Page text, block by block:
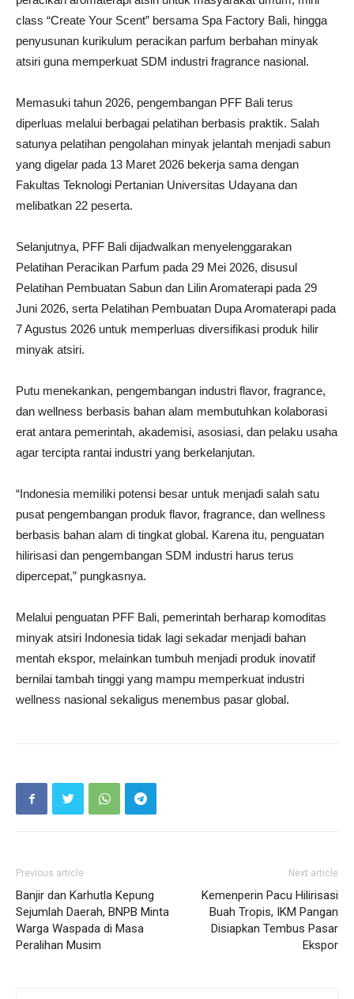
class “Create Your Scent” bersama Spa Factory Bali, hingga
penyusunan kurikulum peracikan parfum berbahan minyak
atsiri guna memperkuat SDM industri fragrance nasional.
Memasuki tahun 2026, pengembangan PFF Bali terus
diperluas melalui berbagai pelatihan berbasis praktik. Salah
satunya pelatihan pengolahan minyak jelantah menjadi sabun
yang digelar pada 13 Maret 2026 bekerja sama dengan
Fakultas Teknologi Pertanian Universitas Udayana dan
melibatkan 22 peserta.
Selanjutnya, PFF Bali dijadwalkan menyelenggarakan
Pelatihan Peracikan Parfum pada 29 Mei 2026, disusul
Pelatihan Pembuatan Sabun dan Lilin Aromaterapi pada 29
Juni 2026, serta Pelatihan Pembuatan Dupa Aromaterapi pada
7 Agustus 2026 untuk memperluas diversifikasi produk hilir
minyak atsiri.
Putu menekankan, pengembangan industri flavor, fragrance,
dan wellness berbasis bahan alam membutuhkan kolaborasi
erat antara pemerintah, akademisi, asosiasi, dan pelaku usaha
agar tercipta rantai industri yang berkelanjutan.
“Indonesia memiliki potensi besar untuk menjadi salah satu
pusat pengembangan produk flavor, fragrance, dan wellness
berbasis bahan alam di tingkat global. Karena itu, penguatan
hilirisasi dan pengembangan SDM industri harus terus
dipercepat,” pungkasnya.
Melalui penguatan PFF Bali, pemerintah berharap komoditas
minyak atsiri Indonesia tidak lagi sekadar menjadi bahan
mentah ekspor, melainkan tumbuh menjadi produk inovatif
bernilai tambah tinggi yang mampu memperkuat industri
wellness nasional sekaligus menembus pasar global.
Previous article
Banjir dan Karhutla Kepung
Sejumlah Daerah, BNPB Minta
Warga Waspada di Masa
Peralihan Musim
Next article
Kemenperin Pacu Hilirisasi
Buah Tropis, IKM Pangan
Disiapkan Tembus Pasar
Ekspor